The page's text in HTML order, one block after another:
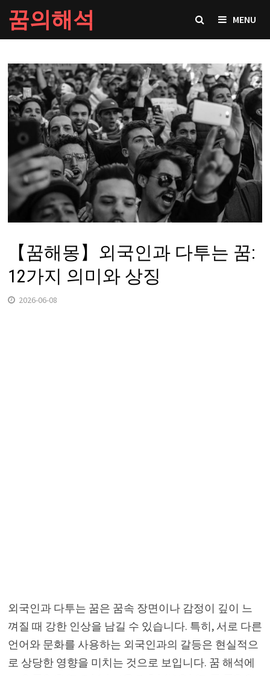
Skip
to
content
꿈의해석 MENU
【꿈해몽】외국인과 다투는 꿈:
12가지 의미와 상징
2026-06-08
외국인과 다투는 꿈은 꿈속 장면이나 감정이 깊이 느
껴질 때 강한 인상을 남길 수 있습니다. 특히, 서로 다른
언어와 문화를 사용하는 외국인과의 갈등은 현실적으
로 상당한 영향을 미치는 것으로 보입니다. 꿈 해석에